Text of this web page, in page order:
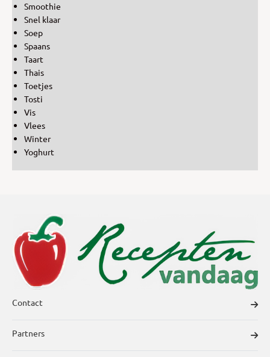
Smoothie
Snel klaar
Soep
Spaans
Taart
Thais
Toetjes
Tosti
Vis
Vlees
Winter
Yoghurt
Contact
Partners